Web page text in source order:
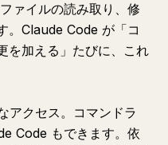
ァイルの読み取り、修
。Claude Code が「コ
を加える」たびに、これ
アクセス。コマンドラ
Code もできます。依